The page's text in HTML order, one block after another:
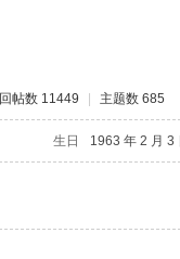
回帖数 11449 主题数 685
生日 1963 年 2 月 3